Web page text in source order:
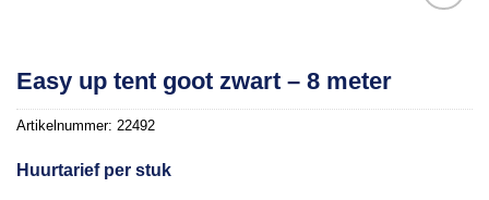
verlanglijst
Easy up tent goot zwart – 8 meter
Artikelnummer: 22492
Huurtarief per stuk